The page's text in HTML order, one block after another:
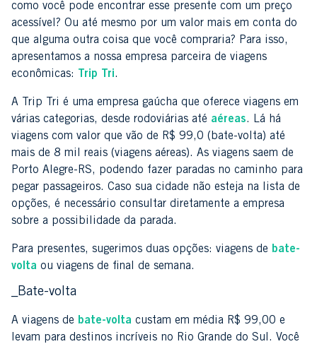
como você pode encontrar esse presente com um preço
acessível? Ou até mesmo por um valor mais em conta do
que alguma outra coisa que você compraria? Para isso,
apresentamos a nossa empresa parceira de viagens
econômicas:
Trip Tri.
A Trip Tri é uma empresa gaúcha que oferece viagens em
várias categorias, desde rodoviárias até aéreas. Lá há
viagens com valor que vão de R$ 99,0 (bate-volta) até
mais de 8 mil reais (viagens aéreas). As viagens saem de
Porto Alegre-RS, podendo fazer paradas no caminho para
pegar passageiros. Caso sua cidade não esteja na lista de
opções, é necessário consultar diretamente a empresa
sobre a possibilidade da parada.
Para presentes, sugerimos duas opções: viagens de bate-
volta ou viagens de final de semana.
_Bate-volta
A viagens de bate-volta custam em média R$ 99,00 e
levam para destinos incríveis no Rio Grande do Sul. Você